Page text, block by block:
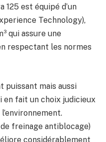
125 est équipé d’un
Technology),
qui assure une
respectant les normes
puissant mais aussi
en fait un choix judicieux
de freinage antiblocage)
considérablement